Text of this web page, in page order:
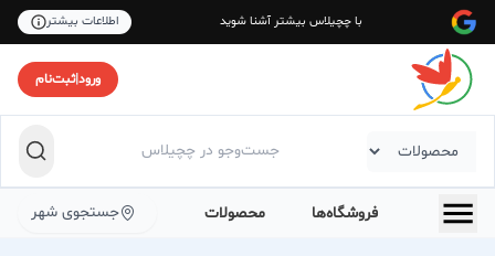
با چچیلاس بیشتر آشنا شوید اطلاعات بیشتر
ورود|ثبت‌نام
فروشگاه‌ها محصولات جستجوی شهر